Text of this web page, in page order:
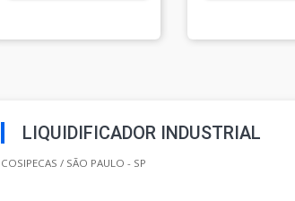
LIQUIDIFICADOR INDUSTRIAL
COSIPECAS / SÃO PAULO - SP